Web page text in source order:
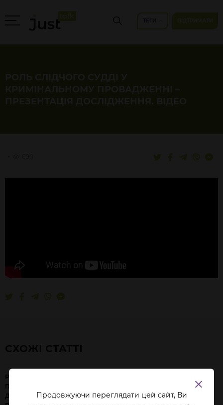
РОЛІ СЛІДЧОГО І
ПРОКУРОРА НА
ДОСУДОВОМУ
ДОПОМОГТИ АБО
Продовжуючи переглядати цей сайт, Ви